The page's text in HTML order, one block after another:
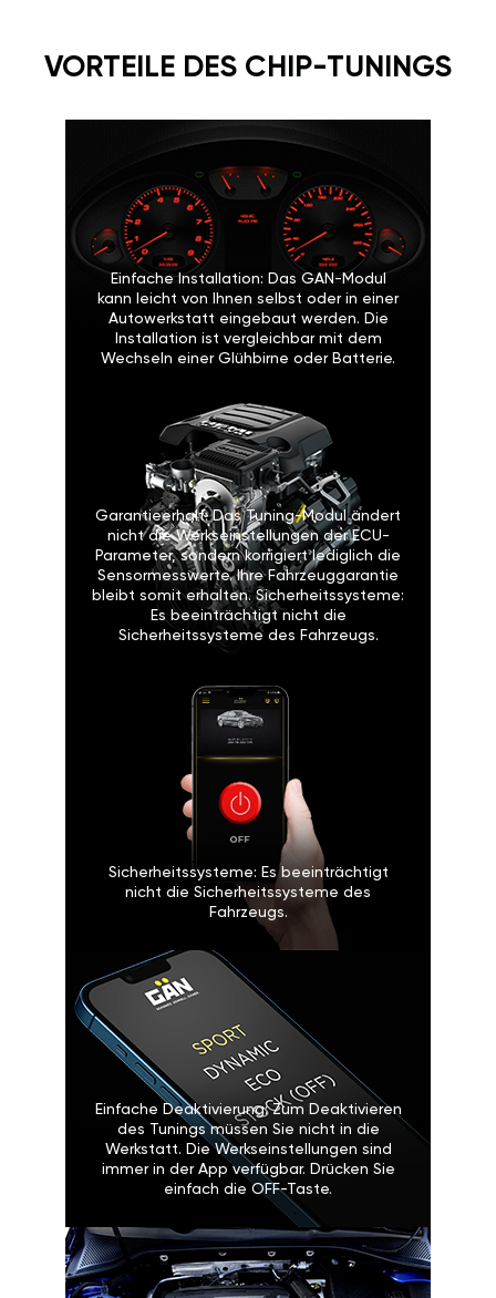
VORTEILE DES CHIP-TUNINGS
Einfache Installation: Das GAN-Modul
kann leicht von Ihnen selbst oder in einer
Autowerkstatt eingebaut werden. Die
Installation ist vergleichbar mit dem
Wechseln einer Glühbirne oder Batterie.
Garantieerhalt: Das Tuning-Modul ändert
nicht die Werkseinstellungen der ECU-
Parameter, sondern korrigiert lediglich die
Sensormesswerte. Ihre Fahrzeuggarantie
bleibt somit erhalten. Sicherheitssysteme:
Es beeinträchtigt nicht die
Sicherheitssysteme des Fahrzeugs.
Sicherheitssysteme: Es beeinträchtigt
nicht die Sicherheitssysteme des
Fahrzeugs.
Einfache Deaktivierung: Zum Deaktivieren
des Tunings müssen Sie nicht in die
Werkstatt. Die Werkseinstellungen sind
immer in der App verfügbar. Drücken Sie
einfach die OFF-Taste.